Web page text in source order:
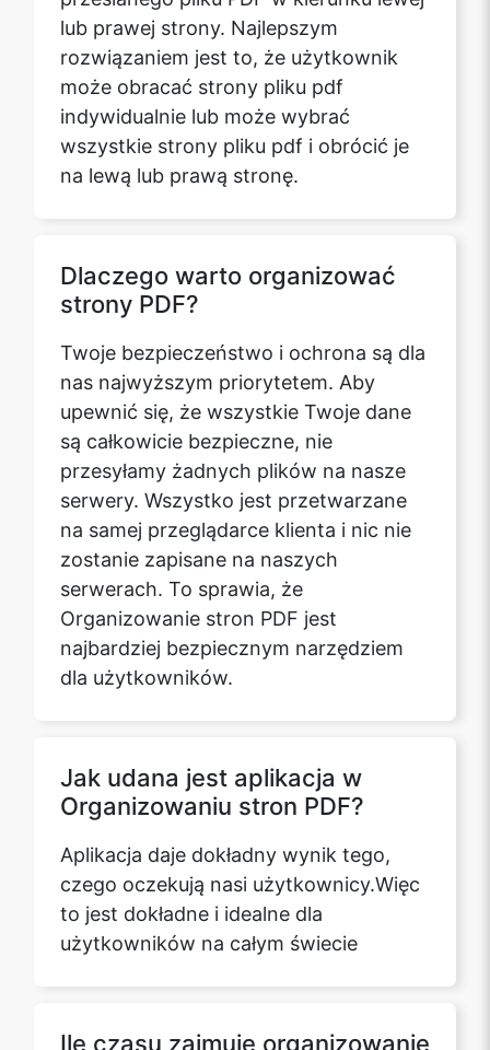
lub prawej strony. Najlepszym
rozwiązaniem jest to, że użytkownik
może obracać strony pliku pdf
indywidualnie lub może wybrać
wszystkie strony pliku pdf i obrócić je
na lewą lub prawą stronę.
Dlaczego warto organizować
strony PDF?
Twoje bezpieczeństwo i ochrona są dla
nas najwyższym priorytetem. Aby
upewnić się, że wszystkie Twoje dane
są całkowicie bezpieczne, nie
przesyłamy żadnych plików na nasze
serwery. Wszystko jest przetwarzane
na samej przeglądarce klienta i nic nie
zostanie zapisane na naszych
serwerach. To sprawia, że
Organizowanie stron PDF jest
najbardziej bezpiecznym narzędziem
dla użytkowników.
Jak udana jest aplikacja w
Organizowaniu stron PDF?
Aplikacja daje dokładny wynik tego,
czego oczekują nasi użytkownicy.Więc
to jest dokładne i idealne dla
użytkowników na całym świecie
Ile czasu zajmuje organizowanie